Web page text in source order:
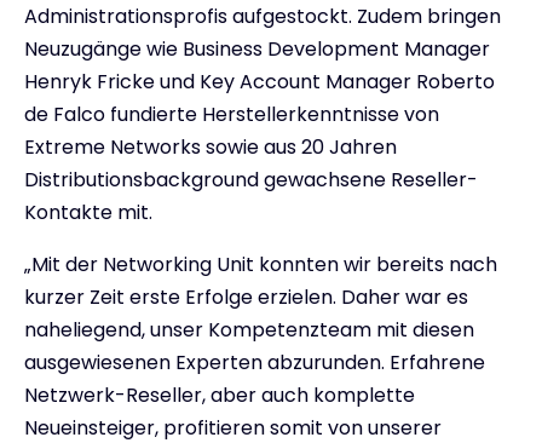
Administrationsprofis aufgestockt. Zudem bringen
Neuzugänge wie Business Development Manager
Henryk Fricke und Key Account Manager Roberto
de Falco fundierte Herstellerkenntnisse von
Extreme Networks sowie aus 20 Jahren
Distributionsbackground gewachsene Reseller-
Kontakte mit.
„Mit der Networking Unit konnten wir bereits nach
kurzer Zeit erste Erfolge erzielen. Daher war es
naheliegend, unser Kompetenzteam mit diesen
ausgewiesenen Experten abzurunden. Erfahrene
Netzwerk-Reseller, aber auch komplette
Neueinsteiger, profitieren somit von unserer